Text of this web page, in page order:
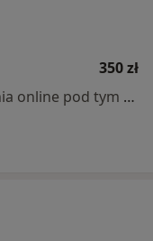
350 zł
Specjalista nie oferuje umawiania online pod tym adresem.